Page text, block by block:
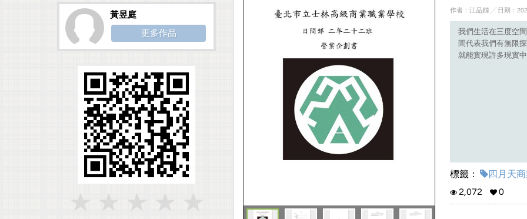
作者：江品嫺 ╱ 日期：
我們生活在三度空
間代表我們有無限
就能實現許多現實
標籤：
四月天
2,072
0
黃昱庭
更多作品